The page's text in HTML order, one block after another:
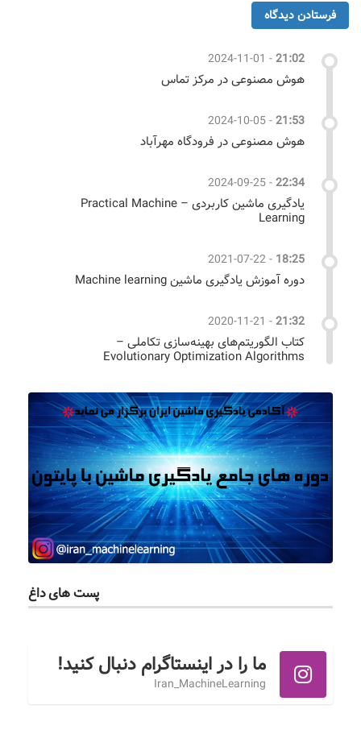
21:02
-
2024-11-01
هوش مصنوعی در مرکز تماس
21:53
-
2024-10-05
هوش مصنوعی در فرودگاه مهرآباد
22:34
-
2024-09-25
یادگیری ماشین کاربردی – Practical Machine
Learning
18:25
-
2021-07-22
دوره آموزش یادگیری ماشین Machine learning
21:32
-
2020-11-21
کتاب الگوریتم‌های بهینه‌سازی تکاملی –
Evolutionary Optimization Algorithms
پست های داغ
ما را در اینستاگرام دنبال کنید!
Iran_MachineLearning